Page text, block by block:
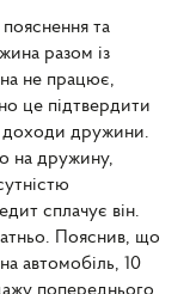
та
разом із
не працює,
це підтвердити
доходи дружини.
на дружину,
сплачує він.
Пояснив, що
автомобіль, 10